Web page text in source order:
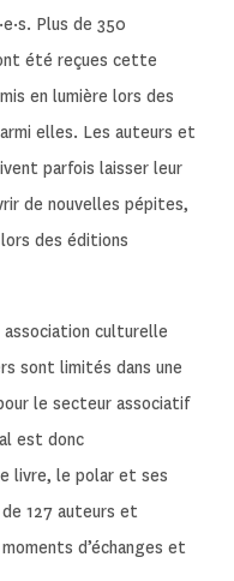
Plus de 350
été reçues cette
en lumière lors des
elles. Les auteurs et
parfois laisser leur
de nouvelles pépites,
des éditions
culturelle
sont limités dans une
le secteur associatif
est donc
livre, le polar et ses
127 auteurs et
d’échanges et